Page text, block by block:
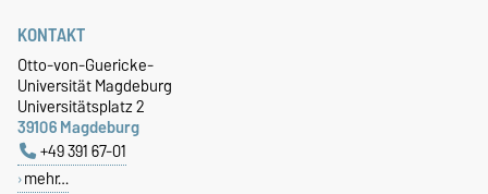
KONTAKT
Otto-von-Guericke-
Universität Magdeburg
Universitätsplatz 2
39106 Magdeburg
+49 391 67-01
mehr…